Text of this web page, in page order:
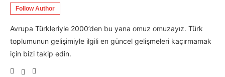
Follow Author
Avrupa Türkleriyle 2000’den bu yana omuz omuzayız. Türk
toplumunun gelişimiyle ilgili en güncel gelişmeleri kaçırmamak
için bizi takip edin.